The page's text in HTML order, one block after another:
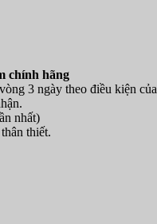
chính hãng
3 ngày theo điều kiện của
nhất)
thiết.